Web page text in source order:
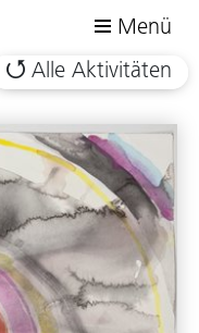
Menü
Alle Aktivitäten